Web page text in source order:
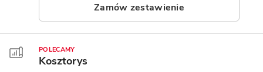
Zamów zestawienie
POLECAMY
Kosztorys